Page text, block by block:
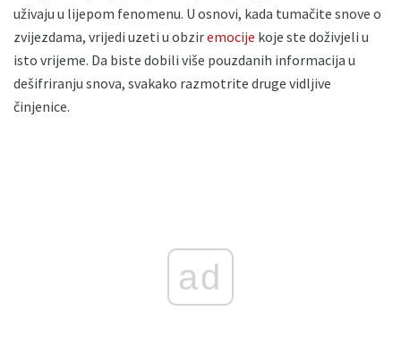
uživaju u lijepom fenomenu. U osnovi, kada tumačite snove o
zvijezdama, vrijedi uzeti u obziremocije koje ste doživjeli u
isto vrijeme. Da biste dobili više pouzdanih informacija u
dešifriranju snova, svakako razmotrite druge vidljive
činjenice.
ad